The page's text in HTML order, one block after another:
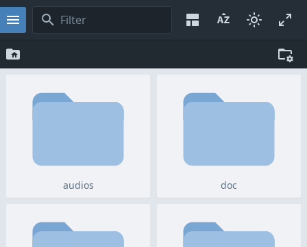
audios doc